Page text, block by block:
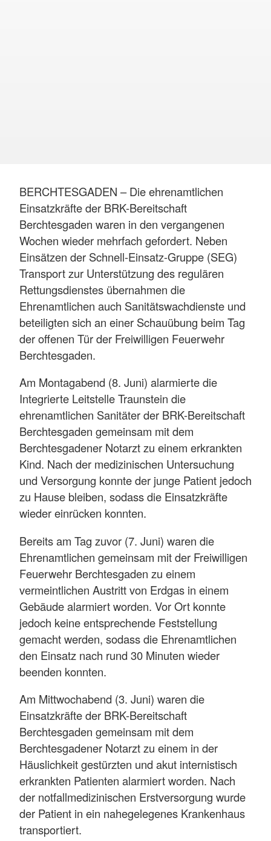
BERCHTESGADEN – Die ehrenamtlichen
Einsatzkräfte der BRK-Bereitschaft
Berchtesgaden waren in den vergangenen
Wochen wieder mehrfach gefordert. Neben
Einsätzen der Schnell-Einsatz-Gruppe (SEG)
Transport zur Unterstützung des regulären
Rettungsdienstes übernahmen die
Ehrenamtlichen auch Sanitätswachdienste und
beteiligten sich an einer Schauübung beim Tag
der offenen Tür der Freiwilligen Feuerwehr
Berchtesgaden.
Am Montagabend (8. Juni) alarmierte die
Integrierte Leitstelle Traunstein die
ehrenamtlichen Sanitäter der BRK-Bereitschaft
Berchtesgaden gemeinsam mit dem
Berchtesgadener Notarzt zu einem erkrankten
Kind. Nach der medizinischen Untersuchung
und Versorgung konnte der junge Patient jedoch
zu Hause bleiben, sodass die Einsatzkräfte
wieder einrücken konnten.
Bereits am Tag zuvor (7. Juni) waren die
Ehrenamtlichen gemeinsam mit der Freiwilligen
Feuerwehr Berchtesgaden zu einem
vermeintlichen Austritt von Erdgas in einem
Gebäude alarmiert worden. Vor Ort konnte
jedoch keine entsprechende Feststellung
gemacht werden, sodass die Ehrenamtlichen
den Einsatz nach rund 30 Minuten wieder
beenden konnten.
Am Mittwochabend (3. Juni) waren die
Einsatzkräfte der BRK-Bereitschaft
Berchtesgaden gemeinsam mit dem
Berchtesgadener Notarzt zu einem in der
Häuslichkeit gestürzten und akut internistisch
erkrankten Patienten alarmiert worden. Nach
der notfallmedizinischen Erstversorgung wurde
der Patient in ein nahegelegenes Krankenhaus
transportiert.